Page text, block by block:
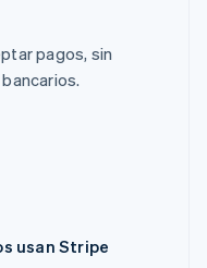
pagos, sin
usan Stripe